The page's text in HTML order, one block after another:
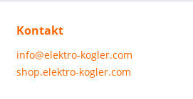
Kontakt
info@elektro-kogler.com
shop.elektro-kogler.com